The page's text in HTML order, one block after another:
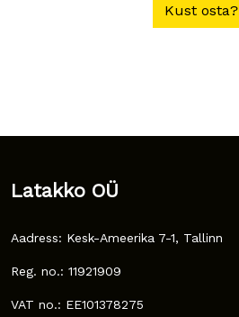
Kust osta?
Latakko OÜ
Aadress: Kesk-Ameerika 7-1, Tallinn
Reg. no.: 11921909
VAT no.: EE101378275